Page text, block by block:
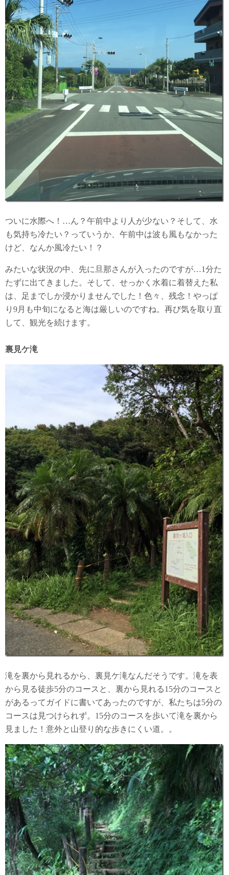
ついに水際へ！…ん？午前中より人が少ない？そして、水
も気持ち冷たい？っていうか、午前中は波も風もなかった
けど、なんか風冷たい！？
みたいな状況の中、先に旦那さんが入ったのですが…1分た
たずに出てきました。そして、せっかく水着に着替えた私
は、足までしか浸かりませんでした！色々、残念！やっぱ
り9月も中旬になると海は厳しいのですね。再び気を取り直
して、観光を続けます。
裏見ケ滝
滝を裏から見れるから、裏見ケ滝なんだそうです。滝を表
から見る徒歩5分のコースと、裏から見れる15分のコースと
があるってガイドに書いてあったのですが、私たちは5分の
コースは見つけられず。15分のコースを歩いて滝を裏から
見ました！意外と山登り的な歩きにくい道。。